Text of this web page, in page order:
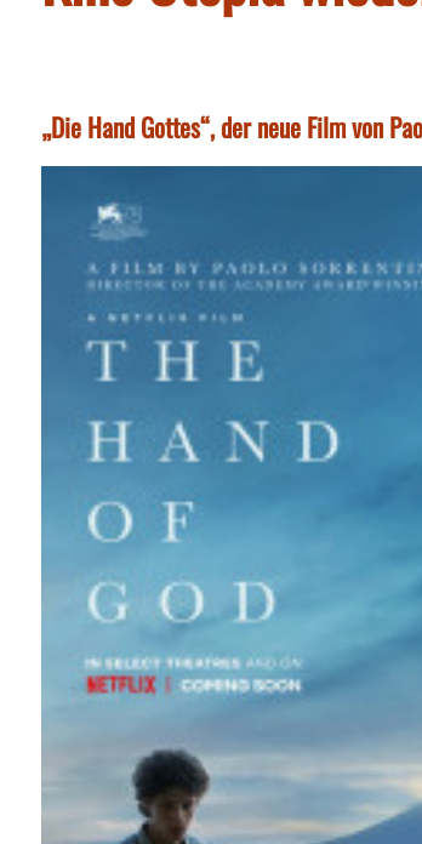
„Die Hand Gottes“, der neue Film von